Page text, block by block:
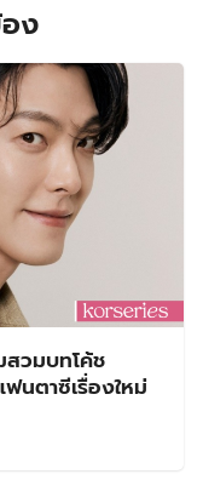
ง
สวมบทโค้ช
นตาซีเรื่องใหม่